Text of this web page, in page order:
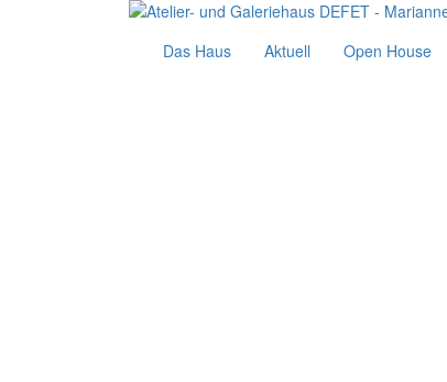
Das Haus Aktuell Open House